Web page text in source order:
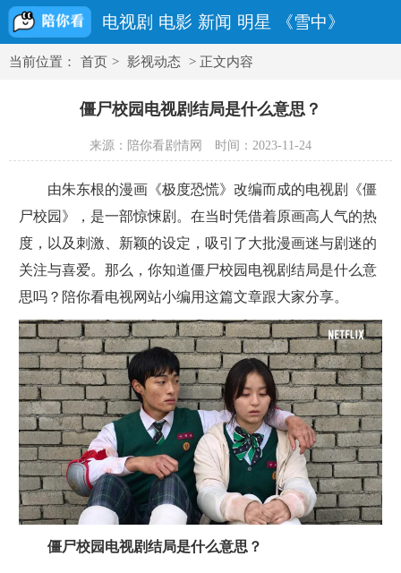
电视剧 电影 新闻 明星 《雪中》
当前位置： 首页 > 影视动态 > 正文内容
僵尸校园电视剧结局是什么意思？
来源：陪你看剧情网 时间：2023-11-24
由朱东根的漫画《极度恐慌》改编而成的电视剧《僵
尸校园》，是一部惊悚剧。在当时凭借着原画高人气的热
度，以及刺激、新颖的设定，吸引了大批漫画迷与剧迷的
关注与喜爱。那么，你知道僵尸校园电视剧结局是什么意
思吗？陪你看电视网站小编用这篇文章跟大家分享。
僵尸校园电视剧结局是什么意思？